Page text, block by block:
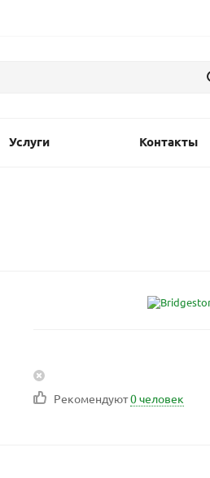
Услуги Контакты
Рекомендуют0 человек